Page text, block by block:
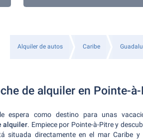
Alquiler de autos Caribe
de alquiler en Pointe-
le espera como destino para unas
alquiler. Empiece por Pointe-à-Pitre y
situada directamente en el mar Caribe y